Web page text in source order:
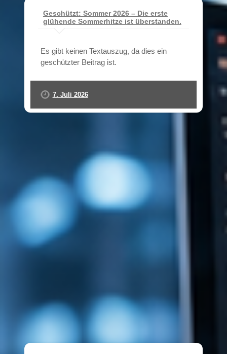
Geschützt: Sommer 2026 – Die erste
glühende Sommerhitze ist überstanden.
Es gibt keinen Textauszug, da dies ein
geschützter Beitrag ist.
7. Juli 2026